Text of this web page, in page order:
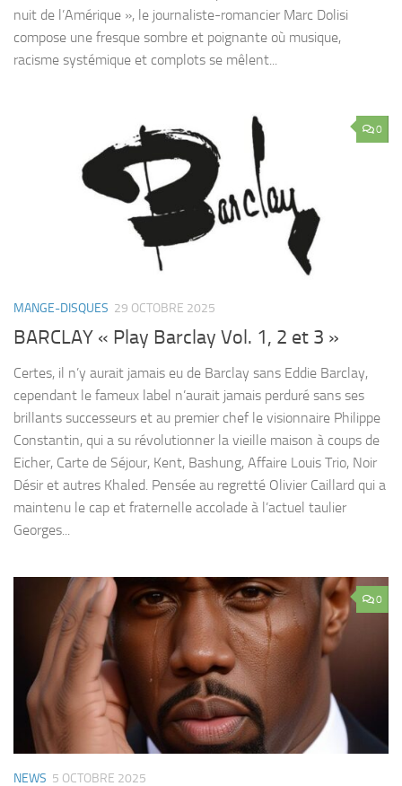
nuit de l’Amérique », le journaliste-romancier Marc Dolisi
compose une fresque sombre et poignante où musique,
racisme systémique et complots se mêlent...
0
MANGE-DISQUES 29 OCTOBRE 2025
BARCLAY « Play Barclay Vol. 1, 2 et 3 »
Certes, il n’y aurait jamais eu de Barclay sans Eddie Barclay,
cependant le fameux label n’aurait jamais perduré sans ses
brillants successeurs et au premier chef le visionnaire Philippe
Constantin, qui a su révolutionner la vieille maison à coups de
Eicher, Carte de Séjour, Kent, Bashung, Affaire Louis Trio, Noir
Désir et autres Khaled. Pensée au regretté Olivier Caillard qui a
maintenu le cap et fraternelle accolade à l’actuel taulier
Georges...
0
NEWS 5 OCTOBRE 2025